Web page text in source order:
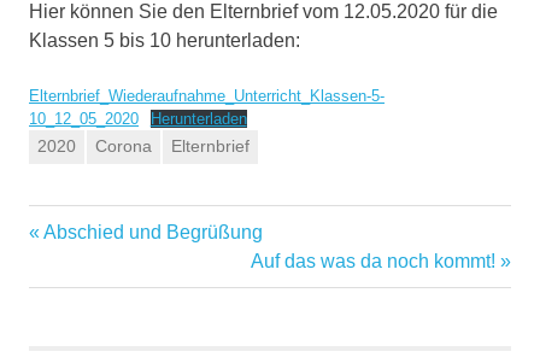
Hier können Sie den Elternbrief vom 12.05.2020 für die
Klassen 5 bis 10 herunterladen:
Elternbrief_Wiederaufnahme_Unterricht_Klassen-5-
10_12_05_2020
Herunterladen
2020 Corona Elternbrief
Beitragsnavigation
Vorheriger
Abschied und Begrüßung
Nächster
Beitrag:
Auf das was da noch kommt!